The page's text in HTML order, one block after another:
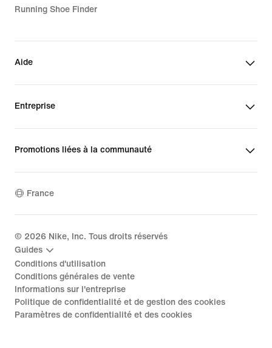
Running Shoe Finder
Aide
Entreprise
Promotions liées à la communauté
France
© 2026 Nike, Inc. Tous droits réservés
Guides
Conditions d'utilisation
Conditions générales de vente
Informations sur l'entreprise
Politique de confidentialité et de gestion des cookies
Paramètres de confidentialité et des cookies